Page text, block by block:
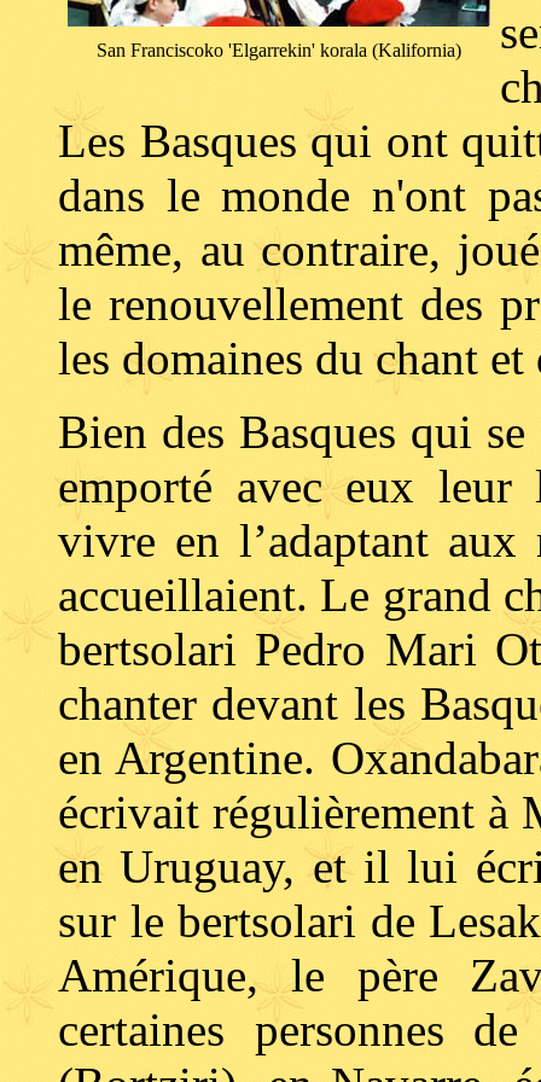
San Franciscoko 'Elgarrekin' korala (Kalifornia)
Les Basques qui ont
dans le monde n'ont
même, au contraire,
le renouvellement des
les domaines du chant et
Bien des Basques qui
emporté avec eux
vivre en l’adaptant
accueillaient. Le grand
bertsolari Pedro Mari
chanter devant les
en Argentine.
écrivait régulièrement à
en Uruguay, et il lui
sur le bertsolari de
Amérique, le père
certaines personnes